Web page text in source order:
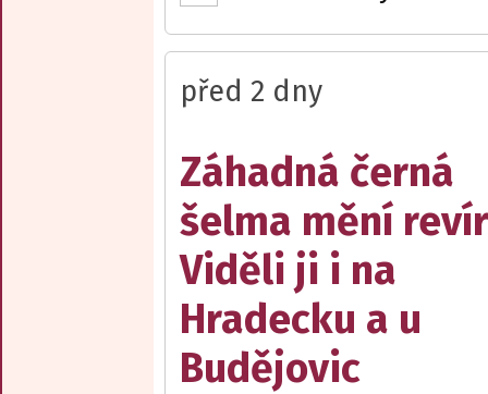
před 2 dny
Záhadná černá
šelma mění
Viděli ji i na
Hradecku a u
Budějovic